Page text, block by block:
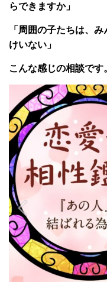
らできますか」
「周囲の子たちは、
けいない」
こんな感じの相談です